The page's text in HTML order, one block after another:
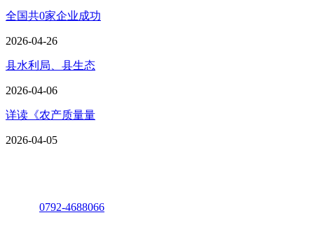
全国共0家企业成功
2026-04-26
县水利局、县生态
2026-04-06
详读《农产质量量
2026-04-05
0792-4688066